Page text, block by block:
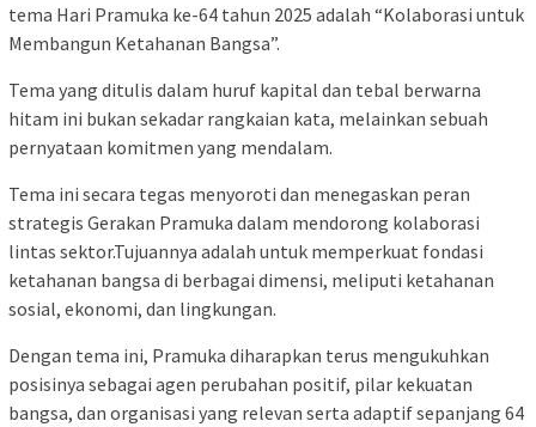
tema Hari Pramuka ke-64 tahun 2025 adalah “Kolaborasi untuk
Membangun Ketahanan Bangsa”.
Tema yang ditulis dalam huruf kapital dan tebal berwarna
hitam ini bukan sekadar rangkaian kata, melainkan sebuah
pernyataan komitmen yang mendalam.
Tema ini secara tegas menyoroti dan menegaskan peran
strategis Gerakan Pramuka dalam mendorong kolaborasi
lintas sektor.Tujuannya adalah untuk memperkuat fondasi
ketahanan bangsa di berbagai dimensi, meliputi ketahanan
sosial, ekonomi, dan lingkungan.
Dengan tema ini, Pramuka diharapkan terus mengukuhkan
posisinya sebagai agen perubahan positif, pilar kekuatan
bangsa, dan organisasi yang relevan serta adaptif sepanjang 64